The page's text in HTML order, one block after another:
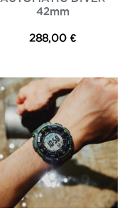
42mm
288,00 €